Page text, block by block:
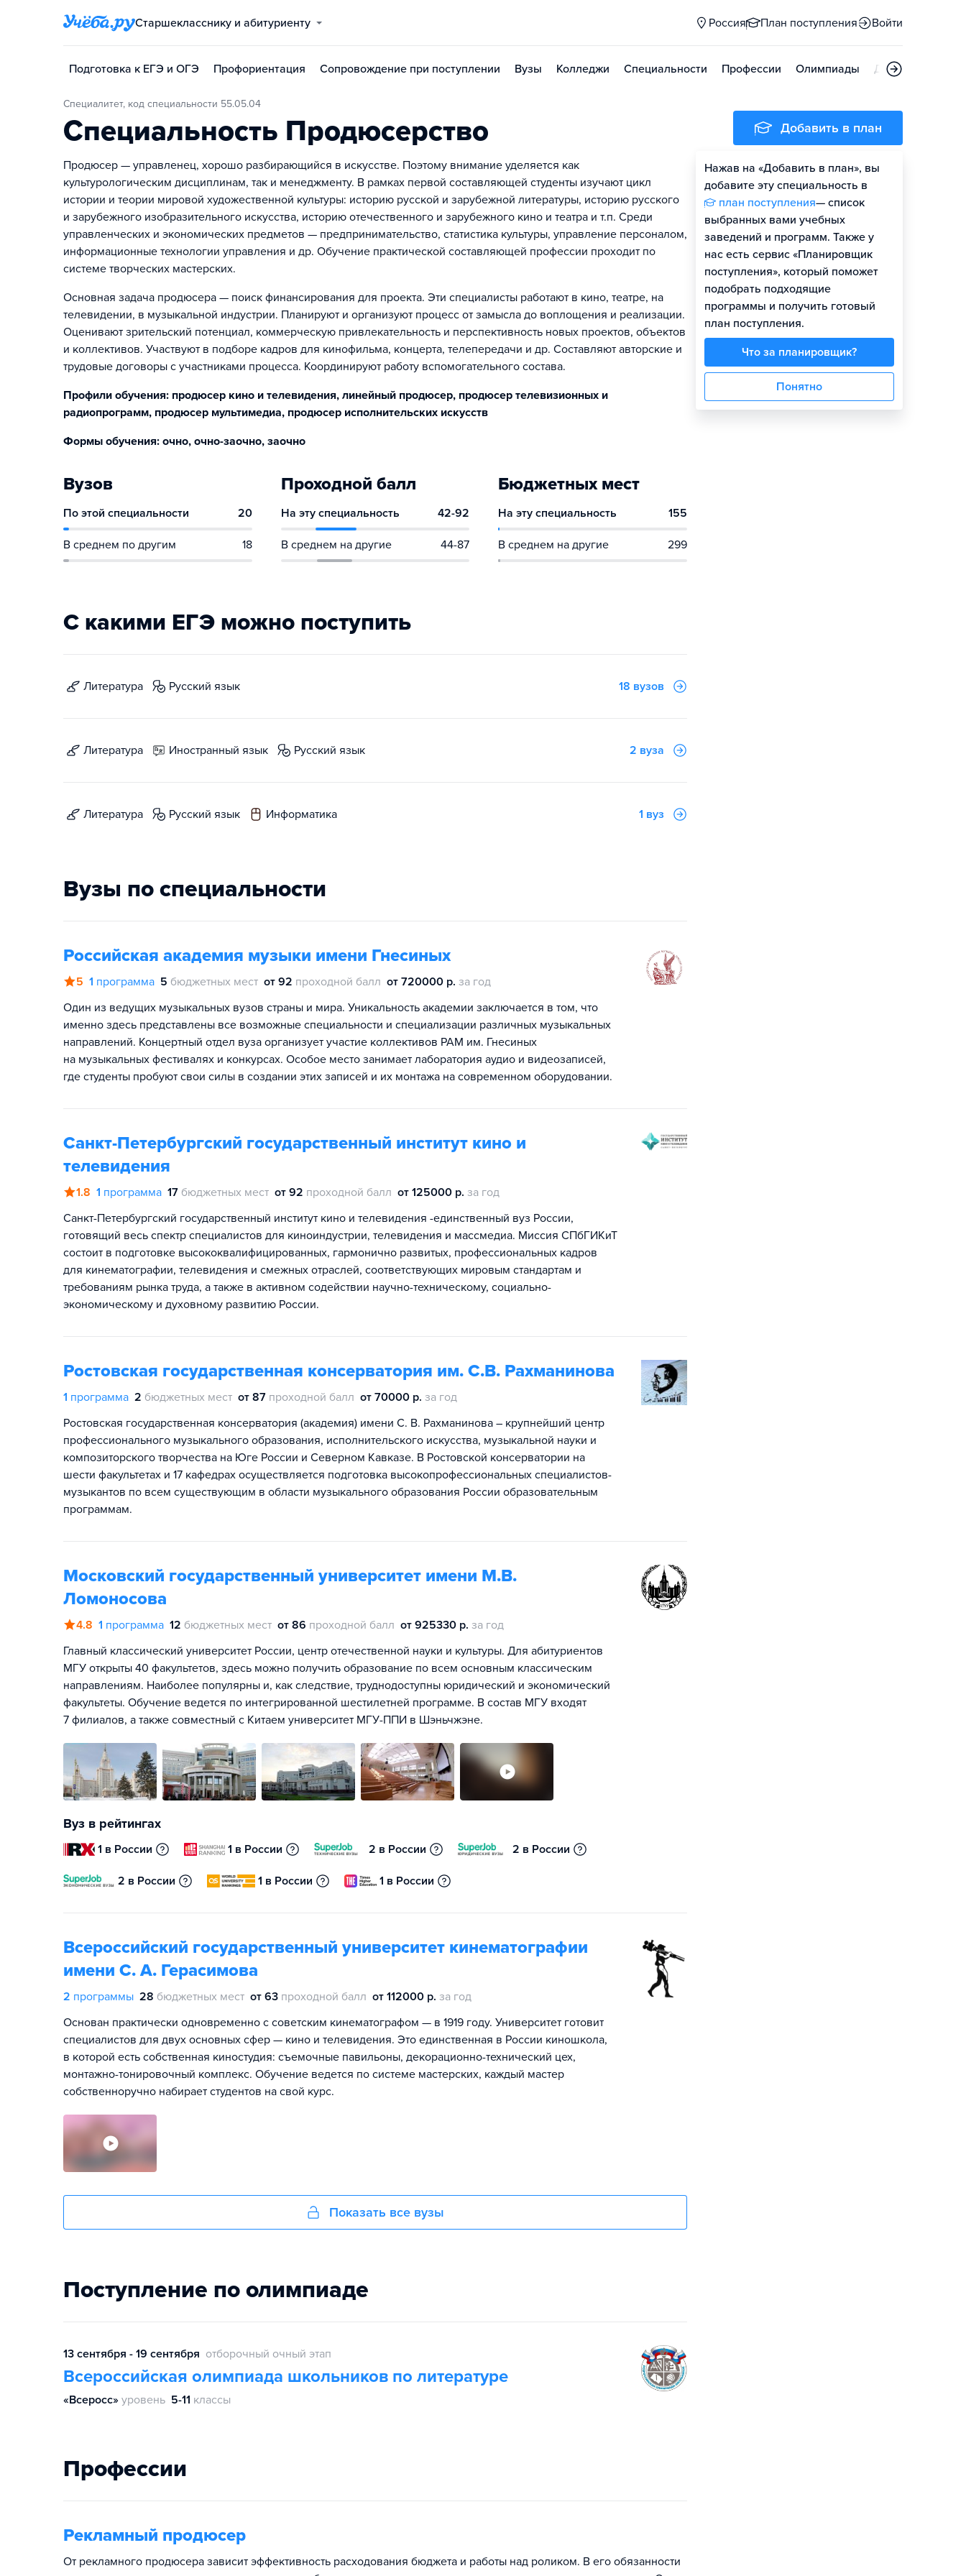
Старшекласснику и абитуриенту Россия План поступления Войти
Подготовка к ЕГЭ и ОГЭ Профориентация Сопровождение при поступлении Вузы Колледжи Специальности Профессии Олимпиады Дни открытых
Специалитет, код специальности 55.05.04
Специальность Продюсерство
Продюсер — управленец, хорошо разбирающийся в искусстве. Поэтому внимание уделяется как
культурологическим дисциплинам, так и менеджменту. В рамках первой составляющей студенты изучают цикл
истории и теории мировой художественной культуры: историю русской и зарубежной литературы, историю русского
и зарубежного изобразительного искусства, историю отечественного и зарубежного кино и театра и т.п. Среди
управленческих и экономических предметов — предпринимательство, статистика культуры, управление персоналом,
информационные технологии управления и др. Обучение практической составляющей профессии проходит по
системе творческих мастерских.
Основная задача продюсера — поиск финансирования для проекта. Эти специалисты работают в кино, театре, на
телевидении, в музыкальной индустрии. Планируют и организуют процесс от замысла до воплощения и реализации.
Оценивают зрительский потенциал, коммерческую привлекательность и перспективность новых проектов, объектов
и коллективов. Участвуют в подборе кадров для кинофильма, концерта, телепередачи и др. Составляют авторские и
трудовые договоры с участниками процесса. Координируют работу вспомогательного состава.
Профили обучения: продюсер кино и телевидения, линейный продюсер, продюсер телевизионных и
радиопрограмм, продюсер мультимедиа, продюсер исполнительских искусств
Формы обучения: очно, очно-заочно, заочно
Вузов
По этой специальности 20
В среднем по другим 18
Проходной балл
На эту специальность 42-92
В среднем на другие 44-87
Бюджетных мест
На эту специальность 155
В среднем на другие 299
С какими ЕГЭ можно поступить
литература русский язык 18 вузов
литература иностранный язык русский язык 2 вуза
литература русский язык информатика 1 вуз
Вузы по специальности
Российская академия музыки имени Гнесиных
5 1 программа 5 бюджетных мест от 92 проходной балл от 720000 р. за год
Один из ведущих музыкальных вузов страны и мира. Уникальность академии заключается в том, что
именно здесь представлены все возможные специальности и специализации различных музыкальных
направлений. Концертный отдел вуза организует участие коллективов РАМ им. Гнесиных
на музыкальных фестивалях и конкурсах. Особое место занимает лаборатория аудио и видеозаписей,
где студенты пробуют свои силы в создании этих записей и их монтажа на современном оборудовании.
Санкт-Петербургский государственный институт кино и
телевидения
1.8 1 программа 17 бюджетных мест от 92 проходной балл от 125000 р. за год
Санкт-Петербургский государственный институт кино и телевидения -единственный вуз России,
готовящий весь спектр специалистов для киноиндустрии, телевидения и массмедиа. Миссия СПбГИКиТ
состоит в подготовке высококвалифицированных, гармонично развитых, профессиональных кадров
для кинематографии, телевидения и смежных отраслей, соответствующих мировым стандартам и
требованиям рынка труда, а также в активном содействии научно-техническому, социально-
экономическому и духовному развитию России.
Ростовская государственная консерватория им. С.В. Рахманинова
1 программа 2 бюджетных мест от 87 проходной балл от 70000 р. за год
Ростовская государственная консерватория (академия) имени С. В. Рахманинова – крупнейший центр
профессионального музыкального образования, исполнительского искусства, музыкальной науки и
композиторского творчества на Юге России и Северном Кавказе. В Ростовской консерватории на
шести факультетах и 17 кафедрах осуществляется подготовка высокопрофессиональных специалистов-
музыкантов по всем существующим в области музыкального образования России образовательным
программам.
Московский государственный университет имени М.В.
Ломоносова
4.8 1 программа 12 бюджетных мест от 86 проходной балл от 925330 р. за год
Главный классический университет России, центр отечественной науки и культуры. Для абитуриентов
МГУ открыты 40 факультетов, здесь можно получить образование по всем основным классическим
направлениям. Наиболее популярны и, как следствие, труднодоступны юридический и экономический
факультеты. Обучение ведется по интегрированной шестилетней программе. В состав МГУ входят
7 филиалов, а также совместный с Китаем университет МГУ-ППИ в Шэньчжэне.
Вуз в рейтингах
1 в России 1 в России 2 в России 2 в России
2 в России 1 в России 1 в России
Всероссийский государственный университет кинематографии
имени С. А. Герасимова
2 программы 28 бюджетных мест от 63 проходной балл от 112000 р. за год
Основан практически одновременно с советским кинематографом — в 1919 году. Университет готовит
специалистов для двух основных сфер — кино и телевидения. Это единственная в России киношкола,
в которой есть собственная киностудия: съемочные павильоны, декорационно-технический цех,
монтажно-тонировочный комплекс. Обучение ведется по системе мастерских, каждый мастер
собственноручно набирает студентов на свой курс.
Показать все вузы
Поступление по олимпиаде
13 сентября - 19 сентября отборочный очный этап
Всероссийская олимпиада школьников по литературе
«Всеросс» уровень 5-11 классы
Профессии
Рекламный продюсер
От рекламного продюсера зависит эффективность расходования бюджета и работы над роликом. В его обязанности
Добавить в план
Нажав на «Добавить в план», вы
добавите эту специальность в
план поступления— список
выбранных вами учебных
заведений и программ. Также у
нас есть сервис «Планировщик
поступления», который поможет
подобрать подходящие
программы и получить готовый
план поступления.
Что за планировщик?
Понятно